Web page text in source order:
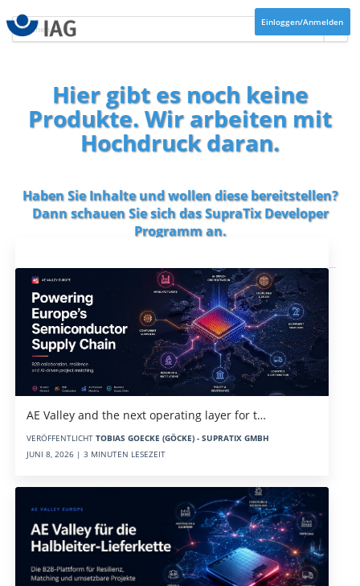
Einloggen/Anmelden
Hier gibt es noch keine
Produkte. Wir arbeiten mit
Hochdruck daran.
Haben Sie Inhalte und wollen diese bereitstellen?
Dann schauen Sie sich dasSupraTix Developer
Programman.
AE Valley and the next operating layer for t…
VERÖFFENTLICHT TOBIAS GOECKE (GÖCKE) - SUPRATIX GMBH
JUNI 8, 2026 | 3 MINUTEN LESEZEIT